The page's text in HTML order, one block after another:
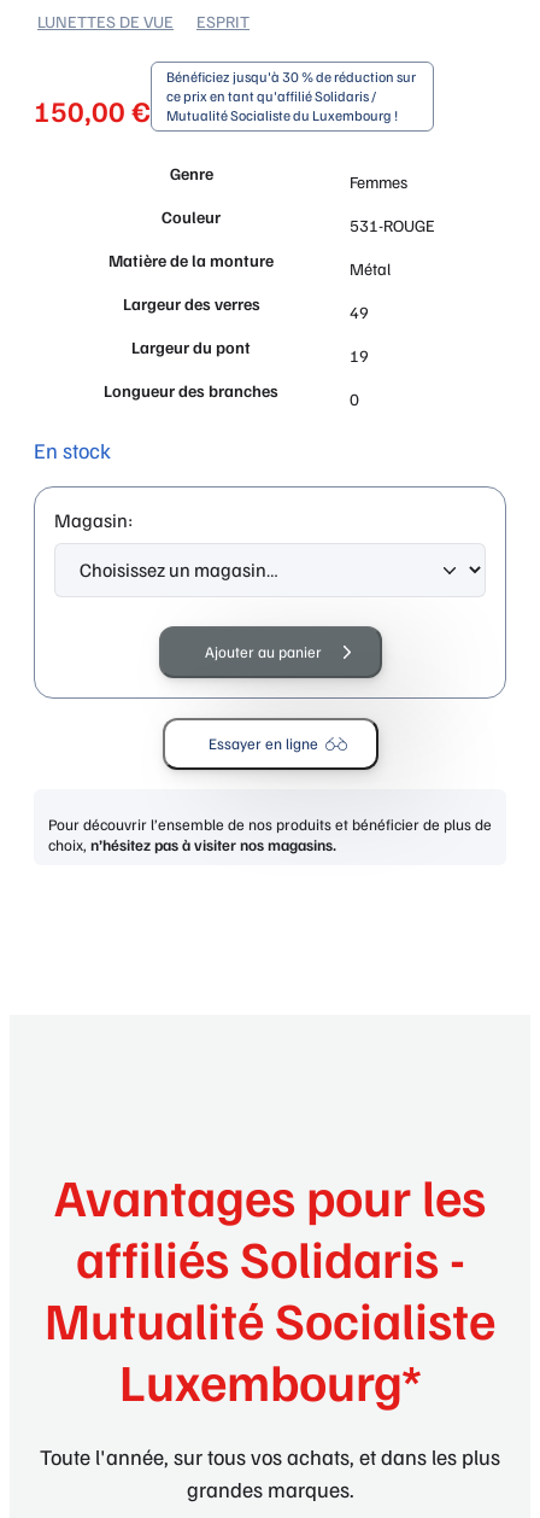
LUNETTES DE VUE ESPRIT
150,00 €
Bénéficiez jusqu'à 30 % de réduction sur
ce prix en tant qu'affilié Solidaris /
Mutualité Socialiste du Luxembourg !
Genre
Femmes
Couleur
531-ROUGE
Matière de la monture
Métal
Largeur des verres
49
Largeur du pont
19
Longueur des branches
0
En stock
Magasin:
17130F
Ajouter au panier
Essayer en ligne
Pour découvrir l’ensemble de nos produits et bénéficier de plus de
choix, n’hésitez pas à visiter nos magasins.
Avantages pour les
affiliés Solidaris -
Mutualité Socialiste
Luxembourg*
Toute l'année, sur tous vos achats, et dans les plus
grandes marques.